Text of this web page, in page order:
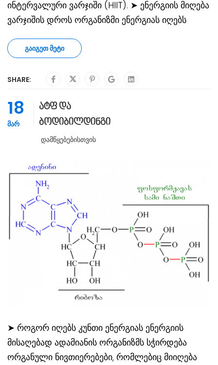
ინტერვალური ვარჯიში (HIIT). ➤ ენერგიის მიღება
ვარჯიშის დროს ორგანიზმი ენერგიას იღებს
ᲒᲐᲘᲒᲔᲗ ᲛᲔᲢᲘ
SHARE:
18
ᲛᲐᲠ
ატფ და
ბოდიბილდინგი
Დამწყებებისთვის
➤ როგორ იღებს კუნთი ენერგიას ენერგიის
მისაღებად ადამიანის ორგანიზმს სჭირდება
ორგანული ნივთიერებები, რომლებიც მიიღება